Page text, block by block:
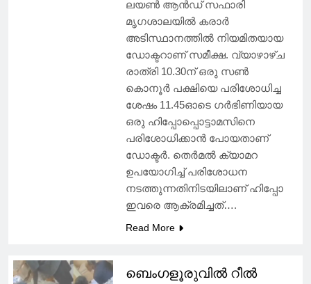
ലയണ്‍ ആന്‍ഡ് സഫാരി
മൃഗശാലയില്‍ കരാര്‍
അടിസ്ഥാനത്തില്‍ നിയമിതയായ
ഡോക്ടറാണ് സമീക്ഷ. വ്യാഴാഴ്ച
രാത്രി 10.30ന് ഒരു സണ്‍
കൊനൂർ പക്ഷിയെ പരിശോധിച്ച
ശേഷം 11.45ഓടെ ഗര്‍ഭിണിയായ
ഒരു ഹിപ്പോപ്പൊട്ടാമസിനെ
പരിശോധിക്കാന്‍ പോയതാണ്
ഡോക്ടര്‍. തെര്‍മല്‍ ക്യാമറ
ഉപയോഗിച്ച് പരിശോധന
നടത്തുന്നതിനിടയിലാണ് ഹിപ്പോ
ഇവരെ ആക്രമിച്ചത്….
Read More
ബെംഗളൂരുവില്‍ റീല്‍